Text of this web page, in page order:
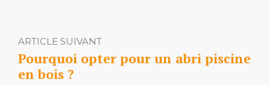
ARTICLE SUIVANT
Pourquoi opter pour un abri piscine
en bois ?